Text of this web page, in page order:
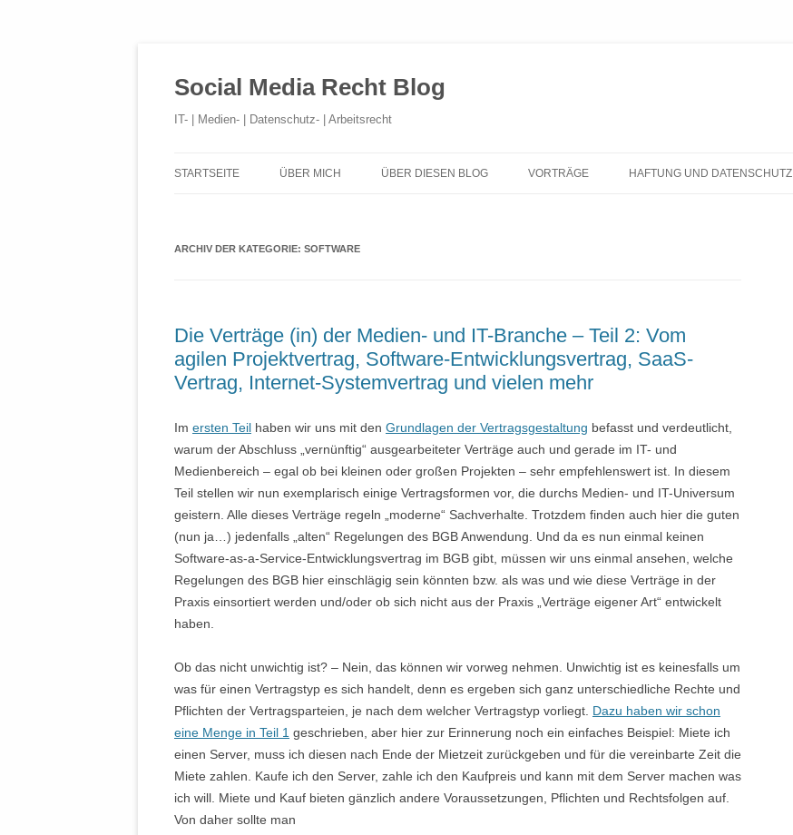
Social Media Recht Blog
IT- | Medien- | Datenschutz- | Arbeitsrecht
Inhalt
STARTSEITE ÜBER MICH ÜBER DIESEN BLOG VORTRÄGE HAFTUNG UND DATENSCHUTZ
ARCHIV DER KATEGORIE: SOFTWARE
Die Verträge (in) der Medien- und IT-Branche – Teil 2: Vom
agilen Projektvertrag, Software-Entwicklungsvertrag, SaaS-
Vertrag, Internet-Systemvertrag und vielen mehr
Im ersten Teil haben wir uns mit den Grundlagen der Vertragsgestaltung befasst und verdeutlicht,
warum der Abschluss „vernünftig“ ausgearbeiteter Verträge auch und gerade im IT- und
Medienbereich – egal ob bei kleinen oder großen Projekten – sehr empfehlenswert ist. In diesem
Teil stellen wir nun exemplarisch einige Vertragsformen vor, die durchs Medien- und IT-Universum
geistern. Alle dieses Verträge regeln „moderne“ Sachverhalte. Trotzdem finden auch hier die guten
(nun ja…) jedenfalls „alten“ Regelungen des BGB Anwendung. Und da es nun einmal keinen
Software-as-a-Service-Entwicklungsvertrag im BGB gibt, müssen wir uns einmal ansehen, welche
Regelungen des BGB hier einschlägig sein könnten bzw. als was und wie diese Verträge in der
Praxis einsortiert werden und/oder ob sich nicht aus der Praxis „Verträge eigener Art“ entwickelt
haben.
Ob das nicht unwichtig ist? – Nein, das können wir vorweg nehmen. Unwichtig ist es keinesfalls um
was für einen Vertragstyp es sich handelt, denn es ergeben sich ganz unterschiedliche Rechte und
Pflichten der Vertragsparteien, je nach dem welcher Vertragstyp vorliegt. Dazu haben wir schon
eine Menge in Teil 1 geschrieben, aber hier zur Erinnerung noch ein einfaches Beispiel: Miete ich
einen Server, muss ich diesen nach Ende der Mietzeit zurückgeben und für die vereinbarte Zeit die
Miete zahlen. Kaufe ich den Server, zahle ich den Kaufpreis und kann mit dem Server machen was
ich will. Miete und Kauf bieten gänzlich andere Voraussetzungen, Pflichten und Rechtsfolgen auf.
Von daher sollte man